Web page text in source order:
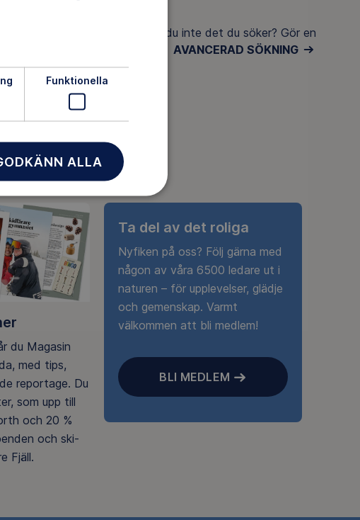
Hittar du inte det du söker? Gör en
AVANCERAD SÖKNING
du Magasin
med tips,
reportage. Du
som upp till
och 20 %
och ski-
Fjäll.
Ta del av det roliga
Nyfiken på oss? Följ gärna med
någon av våra 6500 ledare ut i
naturen – för upplevelser, glädje
och gemenskap. Varmt
välkommen att bli medlem!
BLI MEDLEM
Funktionella
ALLA